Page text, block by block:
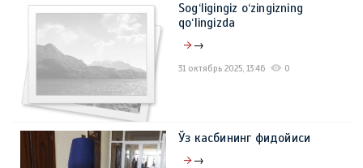
Sog‘ligingiz o‘zingizning
qo‘lingizda
→
31 октябрь 2025, 13:46 0
Ўз касбининг фидойиси
→